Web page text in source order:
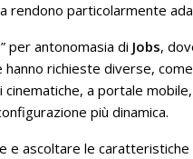
rendono particolarmente
per antonomasia di Jobs,
hanno richieste diverse,
a portale
più dinamica.
e ascoltare le caratteristiche